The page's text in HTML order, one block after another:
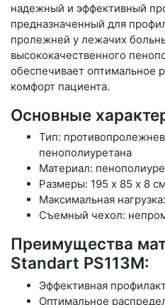
надежный и эффективный
предназначенный для
пролежней у лежачих
высококачественного
обеспечивает оптимальное
комфорт пациента.
Основные
Тип:
пенополиуретана
Материал:
Размеры: 195 х 85 х 8 см
Максимальная
Съемный чехол:
Преимущества
Standart PS113M:
Эффективная
Оптимальное